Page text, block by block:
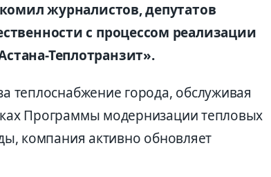
журналистов, депутатов
с процессом реализации
Теплотранзит».
теплоснабжение города, обслуживая
Программы модернизации тепловых
компания активно обновляет